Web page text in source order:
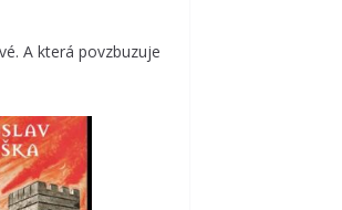
A která povzbuzuje